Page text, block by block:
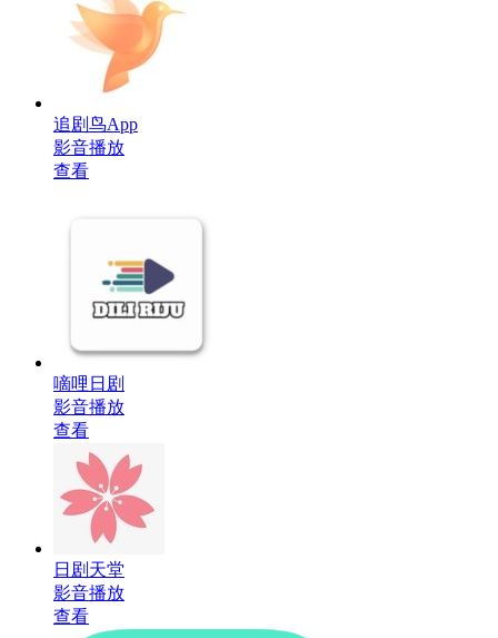
追剧鸟App
影音播放
查看
嘀哩日剧
影音播放
查看
日剧天堂
影音播放
查看